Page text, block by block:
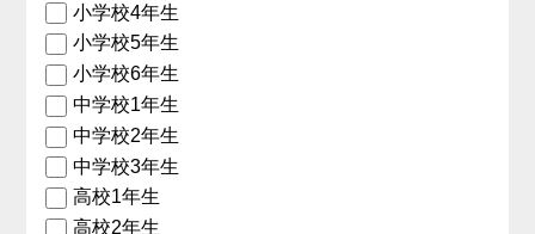
小学校4年生
小学校5年生
小学校6年生
中学校1年生
中学校2年生
中学校3年生
高校1年生
高校2年生